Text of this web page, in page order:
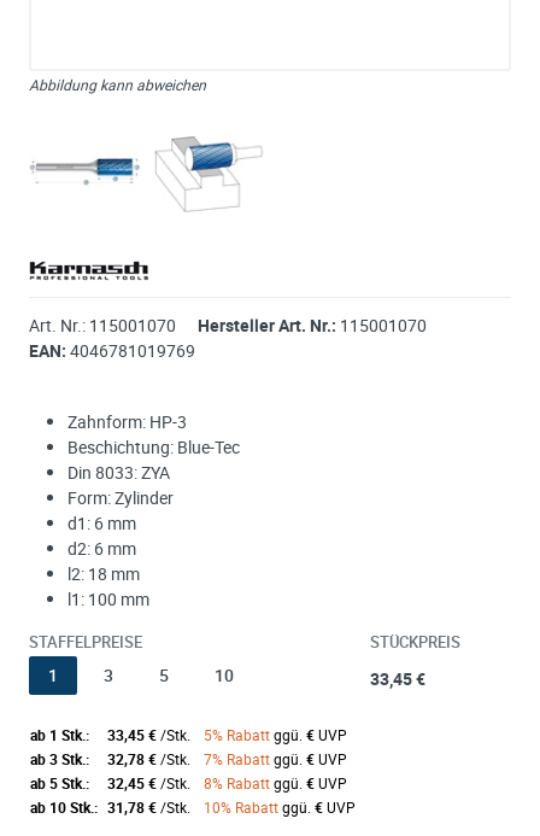
Abbildung kann abweichen
Art. Nr.: 115001070 Hersteller Art. Nr.: 115001070
EAN: 4046781019769
Zahnform: HP-3
Beschichtung: Blue-Tec
Din 8033: ZYA
Form: Zylinder
d1: 6 mm
d2: 6 mm
l2: 18 mm
l1: 100 mm
STAFFELPREISE
1 3 5 10
STÜCKPREIS
33,45 €
ab 1 Stk.: 33,45 €/Stk. 5% Rabattggü. €UVP
ab 3 Stk.:
32,78 €/Stk. 7% Rabattggü. €UVP
ab 5 Stk.:
32,45 €/Stk. 8% Rabattggü. €UVP
ab 10 Stk.: 31,78 €/Stk. 10% Rabattggü. €UVP